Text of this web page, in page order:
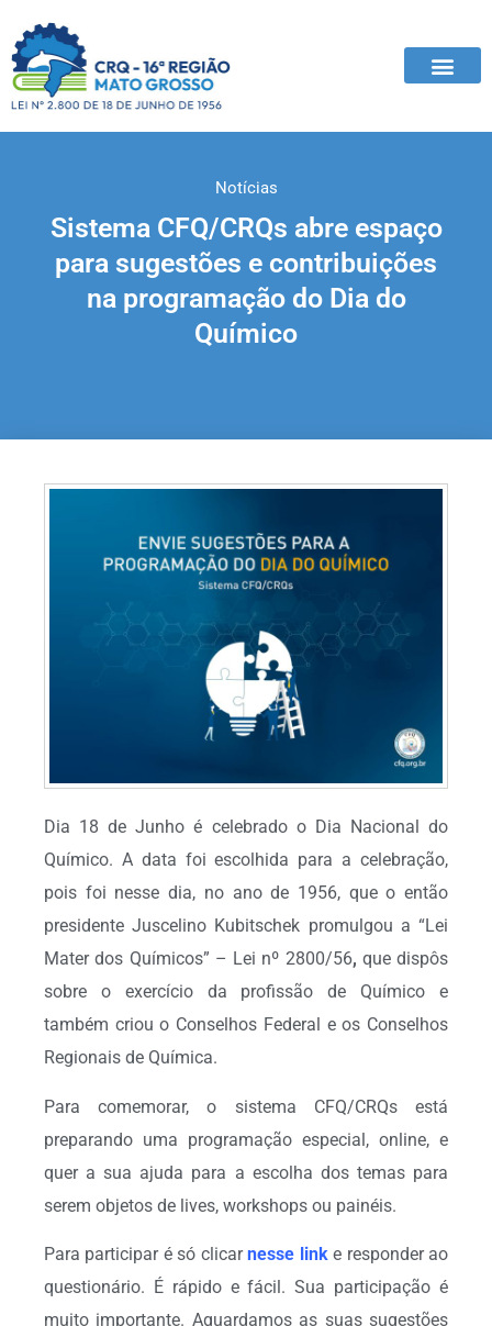
Notícias
Sistema CFQ/CRQs abre espaço
para sugestões e contribuições
na programação do Dia do
Químico
Dia 18 de Junho é celebrado o Dia Nacional do
Químico. A data foi escolhida para a celebração,
pois foi nesse dia, no ano de 1956, que o então
presidente Juscelino Kubitschek promulgou a “Lei
Mater dos Químicos” – Lei nº 2800/56, que dispôs
sobre o exercício da profissão de Químico e
também criou o Conselhos Federal e os Conselhos
Regionais de Química.
Para comemorar, o sistema CFQ/CRQs está
preparando uma programação especial, online, e
quer a sua ajuda para a escolha dos temas para
serem objetos de lives, workshops ou painéis.
Para participar é só clicarnesse linke responder ao
questionário. É rápido e fácil. Sua participação é
muito importante. Aguardamos as suas sugestões